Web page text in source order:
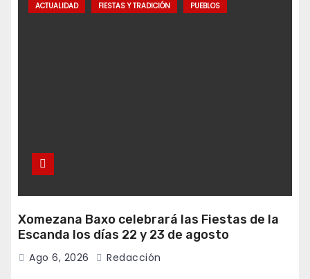
ACTUALIDAD FIESTAS Y TRADICIÓN PUEBLOS
Xomezana Baxo celebrará las Fiestas de la
Escanda los días 22 y 23 de agosto
Ago 6, 2026 Redacción